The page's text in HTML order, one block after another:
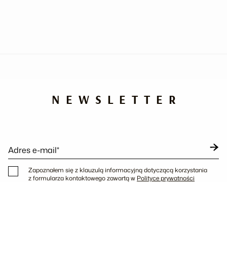
NEWSLETTER
Adres e-mail*
Zapoznałem się z klauzulą informacyjną dotyczącą korzystania
z formularza kontaktowego zawartą w Polityce prywatności